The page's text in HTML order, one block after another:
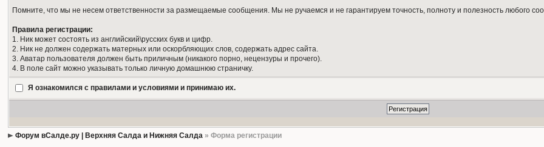
Помните, что мы не несем ответственности за размещаемые сообщения. Мы не ручаемся и не гарантируем точность, полноту и полезность любого
Правила регистрации:
1. Ник может состоять из английский\русских букв и цифр.
2. Ник не должен содержать матерных или оскорбляющих слов, содержать адрес сайта.
3. Аватар пользователя должен быть приличным (никакого порно, нецензуры и прочего).
4. В поле сайт можно указывать только личную домашнюю страничку.
Я ознакомился с правилами и условиями и принимаю их.
Форум вСалде.ру | Верхняя Салда и Нижняя Салда » Форма регистрации